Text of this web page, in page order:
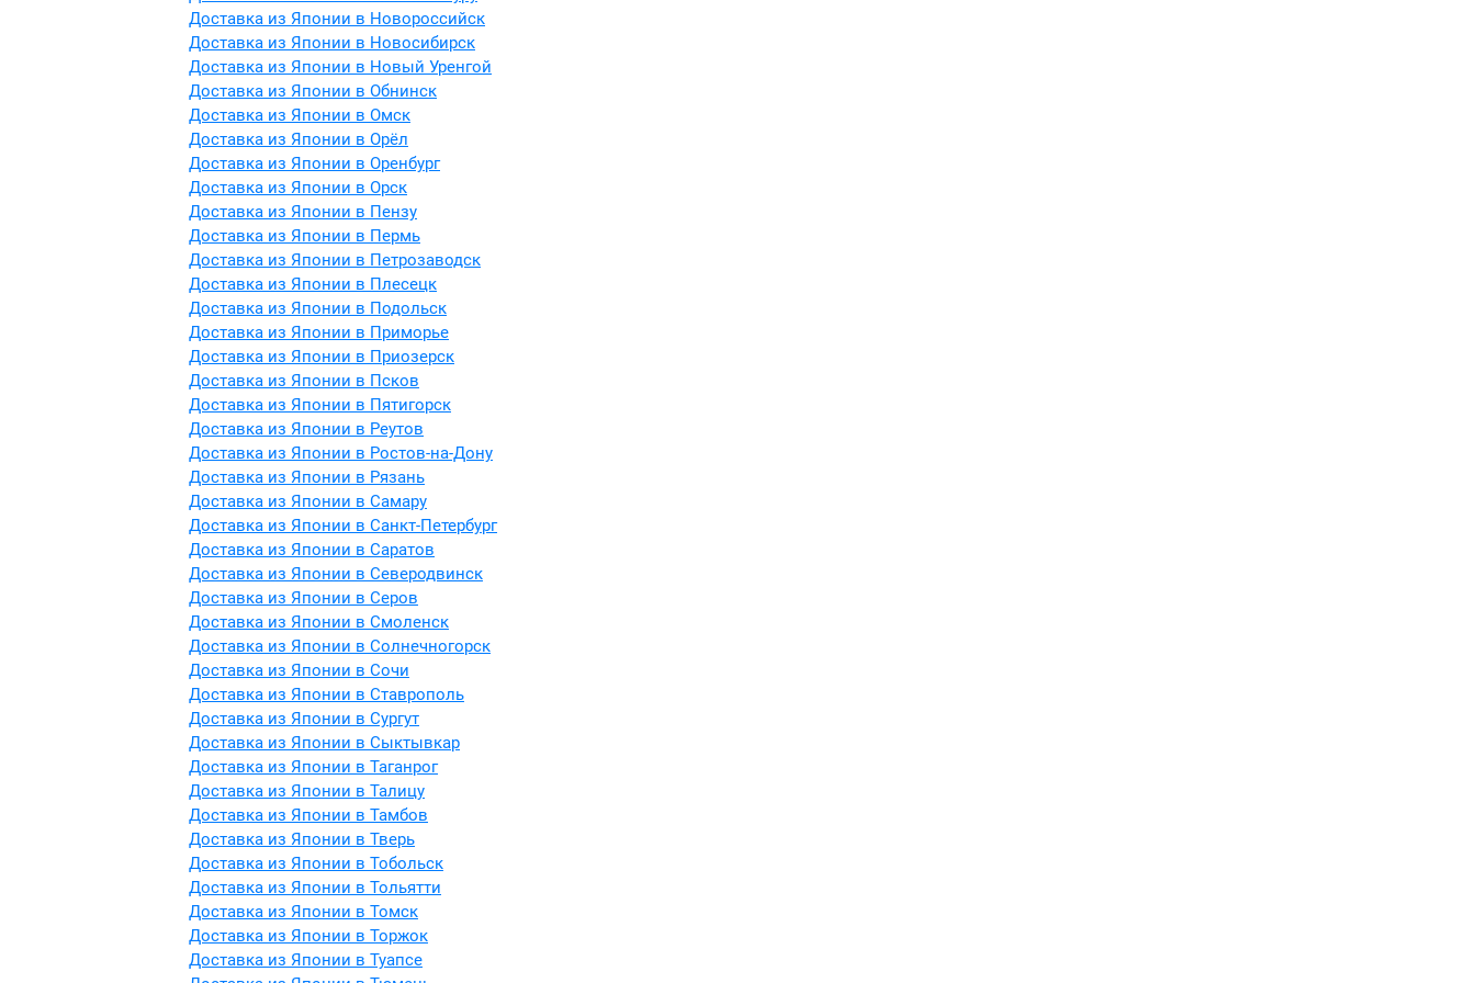
Доставка из Японии в Новороссийск
Доставка из Японии в Новосибирск
Доставка из Японии в Новый Уренгой
Доставка из Японии в Обнинск
Доставка из Японии в Омск
Доставка из Японии в Орёл
Доставка из Японии в Оренбург
Доставка из Японии в Орск
Доставка из Японии в Пензу
Доставка из Японии в Пермь
Доставка из Японии в Петрозаводск
Доставка из Японии в Плесецк
Доставка из Японии в Подольск
Доставка из Японии в Приморье
Доставка из Японии в Приозерск
Доставка из Японии в Псков
Доставка из Японии в Пятигорск
Доставка из Японии в Реутов
Доставка из Японии в Ростов-на-Дону
Доставка из Японии в Рязань
Доставка из Японии в Самару
Доставка из Японии в Санкт-Петербург
Доставка из Японии в Саратов
Доставка из Японии в Северодвинск
Доставка из Японии в Серов
Доставка из Японии в Смоленск
Доставка из Японии в Солнечногорск
Доставка из Японии в Сочи
Доставка из Японии в Ставрополь
Доставка из Японии в Сургут
Доставка из Японии в Сыктывкар
Доставка из Японии в Таганрог
Доставка из Японии в Талицу
Доставка из Японии в Тамбов
Доставка из Японии в Тверь
Доставка из Японии в Тобольск
Доставка из Японии в Тольятти
Доставка из Японии в Томск
Доставка из Японии в Торжок
Доставка из Японии в Туапсе